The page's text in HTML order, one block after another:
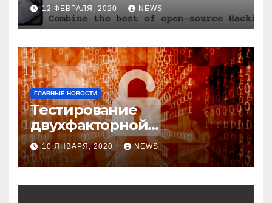
12 ФЕВРАЛЯ, 2020 NEWS
ГЛАВНЫЕ НОВОСТИ
Тестирование
двухфакторной
аутентификации и
возможные варианты
обхода
10 ЯНВАРЯ, 2020 NEWS